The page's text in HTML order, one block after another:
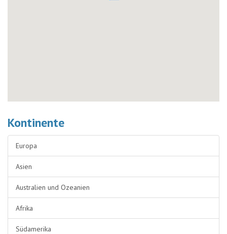
Kontinente
Europa
Asien
Australien und Ozeanien
Afrika
Südamerika